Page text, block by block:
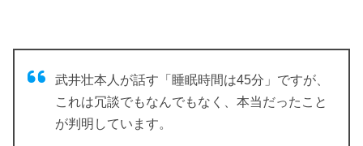
武井壮本人が話す「睡眠時間は45分」ですが、
これは冗談でもなんでもなく、本当だったこと
が判明しています。